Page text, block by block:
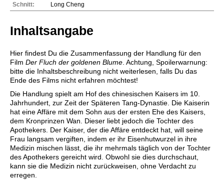
Schnitt:
Long Cheng
Inhaltsangabe
Hier findest Du die Zusammenfassung der Handlung für den
Film Der Fluch der goldenen Blume . Achtung, Spoilerwarnung:
bitte die Inhaltsbeschreibung nicht weiterlesen, falls Du das
Ende des Films nicht erfahren möchtest!
Die Handlung spielt am Hof des chinesischen Kaisers im 10.
Jahrhundert, zur Zeit der Späteren Tang-Dynastie. Die Kaiserin
hat eine Affäre mit dem Sohn aus der ersten Ehe des Kaisers,
dem Kronprinzen Wan. Dieser liebt jedoch die Tochter des
Apothekers. Der Kaiser, der die Affäre entdeckt hat, will seine
Frau langsam vergiften, indem er ihr Eisenhutwurzel in ihre
Medizin mischen lässt, die ihr mehrmals täglich von der Tochter
des Apothekers gereicht wird. Obwohl sie dies durchschaut,
kann sie die Medizin nicht zurückweisen, ohne Verdacht zu
erregen.